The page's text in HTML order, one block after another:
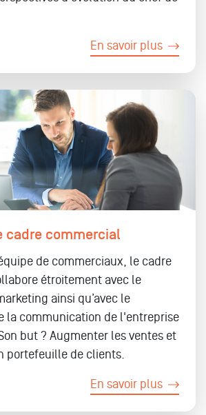
En savoir plus
cadre commercial
de commerciaux, le cadre
étroitement avec le
ainsi qu’avec le
la communication de l'entreprise
but ? Augmenter les ventes et
portefeuille de clients.
En savoir plus